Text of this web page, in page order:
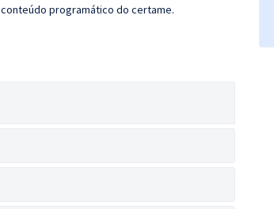
programático do certame.